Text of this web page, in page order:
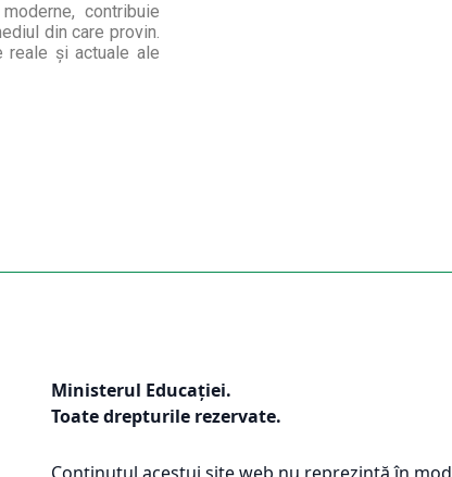
contribuie
din care provin.
reale și actuale ale
Ministerul Educației.
Toate drepturile rezervate.